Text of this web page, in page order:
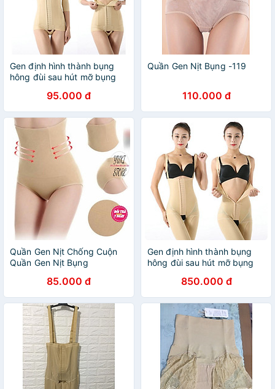
Gen định hình thành bụng
hông đùi sau hút mỡ bụng
95.000 đ
Quần Gen Nịt Bụng -119
110.000 đ
Quần Gen Nịt Chống Cuộn
Quần Gen Nịt Bụng
85.000 đ
Gen định hình thành bụng
hông đùi sau hút mỡ bụng
850.000 đ